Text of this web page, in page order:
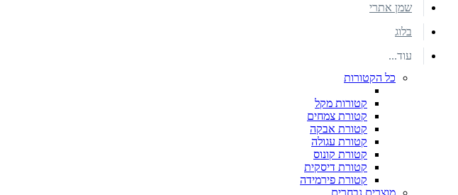
שמן אתרי
בלוג
עוד...
כל הקטורות
קטורות מקל
קטורת צמחים
קטורת אבקה
קטורת עגולה
קטורת קונוס
קטורת דיסקית
קטורת פירמידה
מוצרים נבחרים